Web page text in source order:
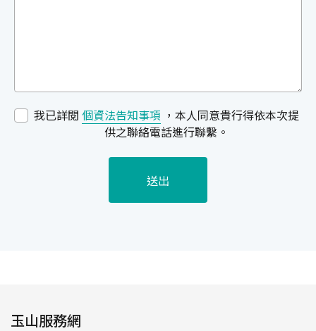
我已詳閱 個資法告知事項 ，本人同意貴行得依本次提
供之聯絡電話進行聯繫。
送出
玉山服務網